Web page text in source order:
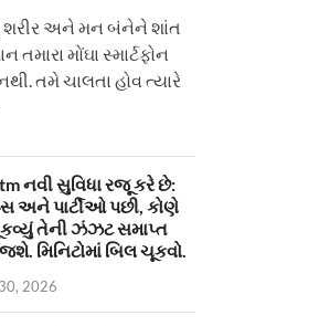
શરીર અને મન બંનેને શાંત
મોંઘા સ્માર્ટફોન
તમે ચાલતા હોવ ત્યારે
નવી સુવિધા રજૂ કરે છે:
અને પાર્ટીઓ પછી, કોણે
તેની ઝંઝટ સમાપ્ત
મિનિટોમાં બિલ ચૂકવો.
2026